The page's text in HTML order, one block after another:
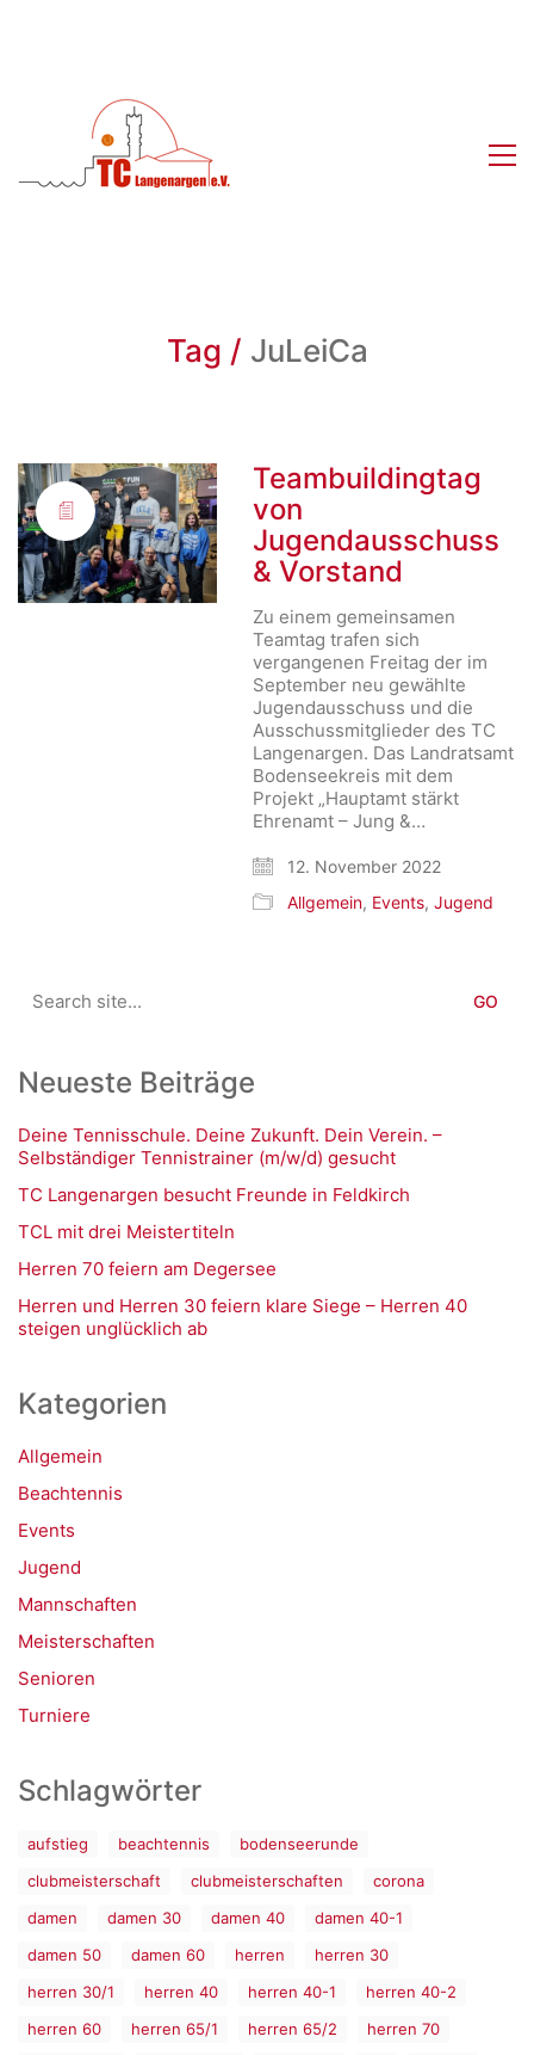
Tag / JuLeiCa
Teambuildingtag
von
Jugendausschuss
& Vorstand
Zu einem gemeinsamen
Teamtag trafen sich
vergangenen Freitag der im
September neu gewählte
Jugendausschuss und die
Ausschussmitglieder des TC
Langenargen. Das Landratsamt
Bodenseekreis mit dem
Projekt „Hauptamt stärkt
Ehrenamt – Jung &…
12. November 2022
Allgemein, Events,Jugend
for:
Neueste Beiträge
Deine Tennisschule. Deine Zukunft. Dein Verein. –
Selbständiger Tennistrainer (m/w/d) gesucht
TC Langenargen besucht Freunde in Feldkirch
TCL mit drei Meistertiteln
Herren 70 feiern am Degersee
Herren und Herren 30 feiern klare Siege – Herren 40
steigen unglücklich ab
Kategorien
Allgemein
Beachtennis
Events
Jugend
Mannschaften
Meisterschaften
Senioren
Turniere
Schlagwörter
aufstieg beachtennis
bodenseerunde
clubmeisterschaft
clubmeisterschaften
corona
damen
damen 30 damen 40
damen 40-1
damen 50
damen 60 herren
herren 30
herren 30/1
herren 40 herren 40-1
herren 40-2
herren 60
herren 65/1 herren 65/2
herren 70